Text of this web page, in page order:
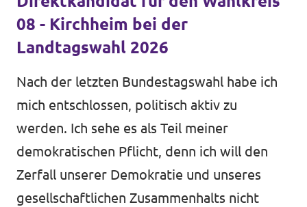
Transparenz
Datenschutz
Impressum
08 - Kirchheim bei der
Landtagswahl 2026
Nach der letzten Bundestagswahl habe ich
mich entschlossen, politisch aktiv zu
werden. Ich sehe es als Teil meiner
demokratischen Pflicht, denn ich will den
Zerfall unserer Demokratie und unseres
gesellschaftlichen Zusammenhalts nicht